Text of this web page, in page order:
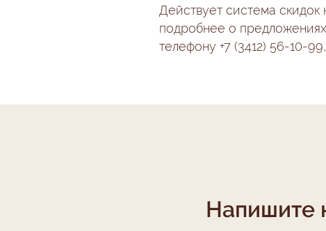
Действует система скидок
подробнее о
телефону +7 (3412) 56-10-
Напишите